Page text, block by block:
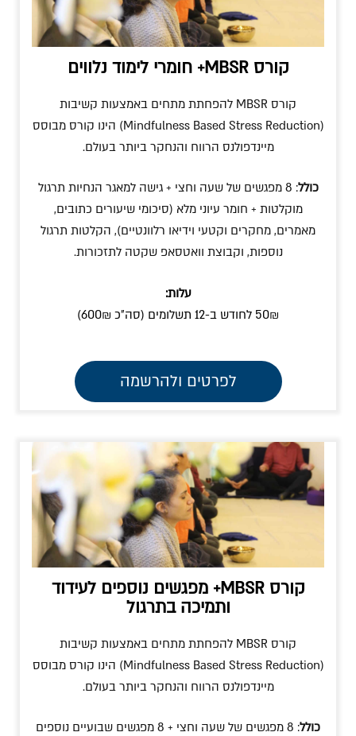
קורס MBSR+ חומרי לימוד נלווים
קורס MBSR להפחתת מתחים באמצעות קשיבות
(Mindfulness Based Stress Reduction) הינו קורס מבוסס
מיינדפולנס הרווח והנחקר ביותר בעולם.
כולל
: 8 מפגשים של שעה וחצי + גישה למאגר הנחיות תרגול
מוקלטות + חומר עיוני מלא (סיכומי שיעורים כתובים,
מאמרים, מחקרים וקטעי וידיאו רלוונטיים), הקלטות תרגול
נוספות, וקבוצת וואטסאפ שקטה לתזכורות.
עלות:
50₪ לחודש ב-12 תשלומים (סה״כ 600₪)
לפרטים ולהרשמה
קורס MBSR+ מפגשים נוספים לעידוד
ותמיכה בתרגול
קורס MBSR להפחתת מתחים באמצעות קשיבות
(Mindfulness Based Stress Reduction) הינו קורס מבוסס
מיינדפולנס הרווח והנחקר ביותר בעולם.
כולל
: 8 מפגשים של שעה וחצי + 8 מפגשים שבועיים נוספים